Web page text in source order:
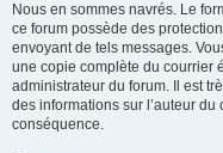
Nous en sommes navrés. Le
ce forum possède des
envoyant de tels messages.
une copie complète du courrier
administrateur du forum. Il est
des informations sur l’auteur
conséquence.